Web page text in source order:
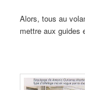
Alors, tous au
mettre aux guides